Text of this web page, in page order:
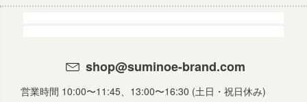
shop@suminoe-brand.com
営業時間 10:00〜11:45、13:00〜16:30 (土日・祝日休み)